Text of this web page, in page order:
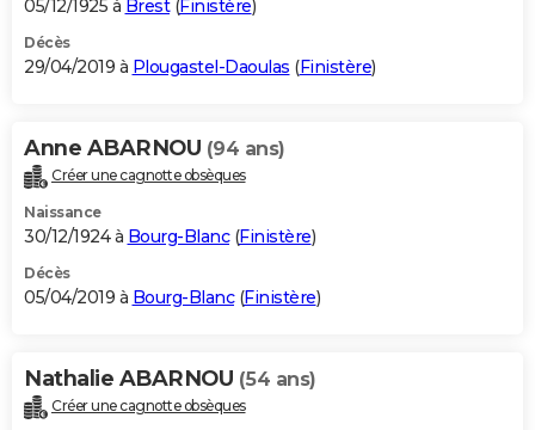
05/12/1925 à Brest(Finistère)
Décès
29/04/2019 à Plougastel-Daoulas (Finistère)
Anne ABARNOU (94 ans)
Créer une cagnotte obsèques
Naissance
30/12/1924 à Bourg-Blanc(Finistère)
Décès
05/04/2019 à Bourg-Blanc(Finistère)
Nathalie ABARNOU (54 ans)
Créer une cagnotte obsèques